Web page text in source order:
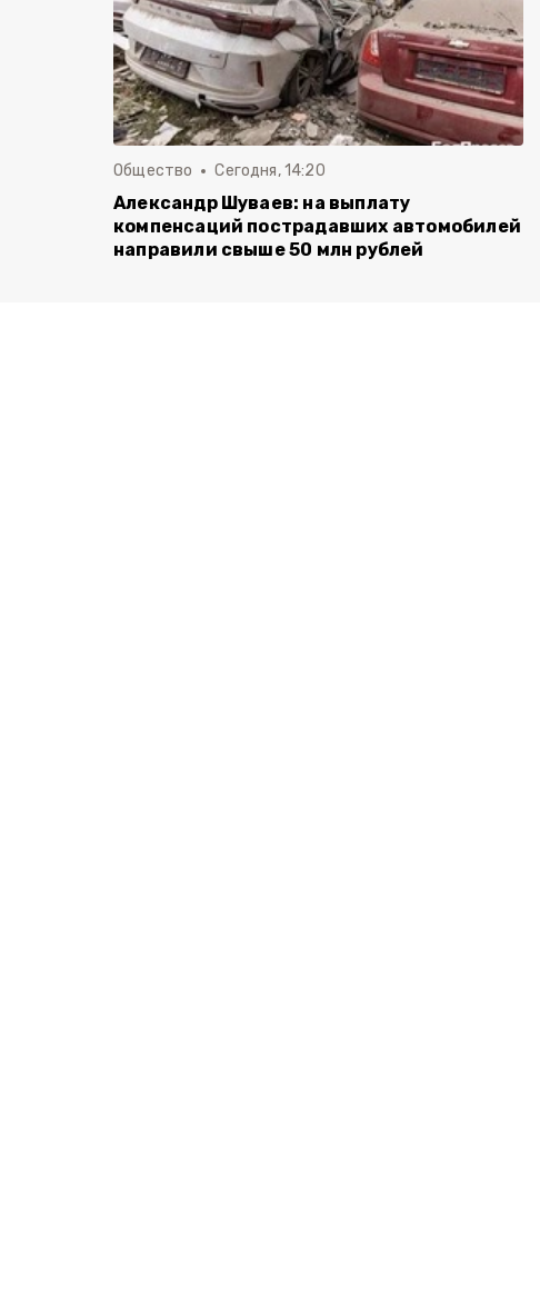
Общество Сегодня, 14:20
Александр Шуваев: на выплату
компенсаций пострадавших автомобилей
направили свыше 50 млн рублей